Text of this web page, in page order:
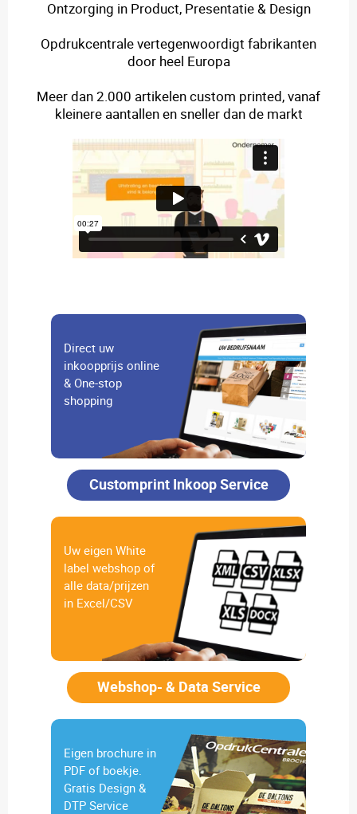
Ontzorging in Product, Presentatie & Design
Opdrukcentrale vertegenwoordigt fabrikanten
door heel Europa
Meer dan 2.000 artikelen custom printed, vanaf
kleinere aantallen en sneller dan de markt
Direct uw
inkoopprijs online
& One-stop
shopping
Customprint Inkoop Service
Uw eigen White
label webshop of
alle data/prijzen
in Excel/CSV
Webshop- & Data Service
Eigen brochure in
PDF of boekje.
Gratis Design &
DTP Service